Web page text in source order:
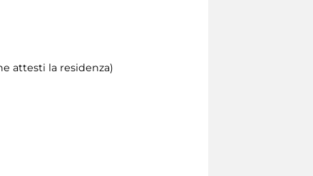
attesti la residenza)